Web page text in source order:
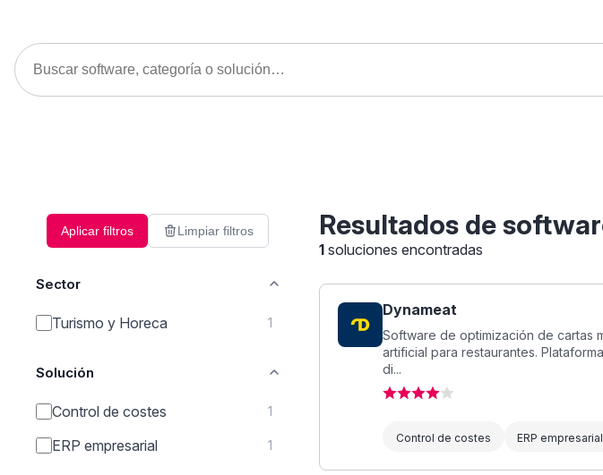
Aplicar filtros Limpiar filtros
Sector
Turismo y Horeca 1
Solución
Control de costes 1
ERP empresarial 1
Resultados de
1 soluciones encontradas
Dynameat
Software de optimización de cartas
artificial para restaurantes.
di...
Control de costes ERP empresarial